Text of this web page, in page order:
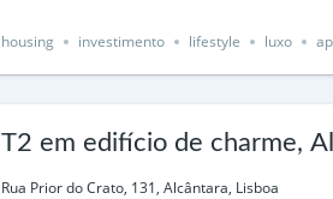
housing investimento lifestyle luxo
T2 em edifício de charme,
Rua Prior do Crato, 131, Alcântara, Lisboa